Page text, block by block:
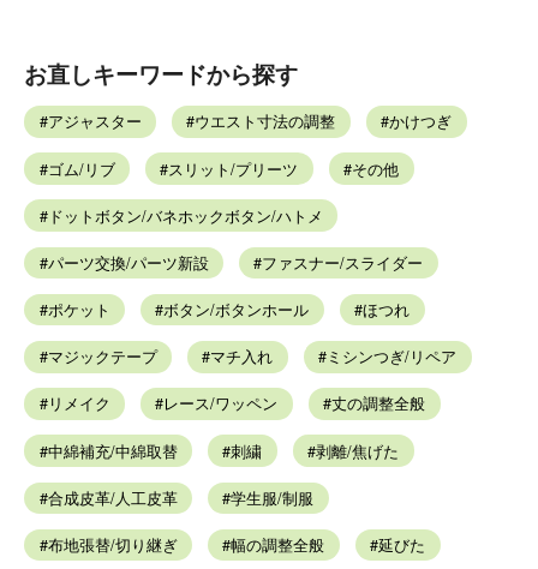
お直しキーワードから探す
アジャスター ウエスト寸法の調整 かけつぎ
ゴム/リブ スリット/プリーツ その他
ドットボタン/バネホックボタン/ハトメ
パーツ交換/パーツ新設 ファスナー/スライダー
ポケット ボタン/ボタンホール ほつれ
マジックテープ マチ入れ ミシンつぎ/リペア
リメイク レース/ワッペン 丈の調整全般
中綿補充/中綿取替 刺繍 剥離/焦げた
合成皮革/人工皮革 学生服/制服
布地張替/切り継ぎ 幅の調整全般 延びた